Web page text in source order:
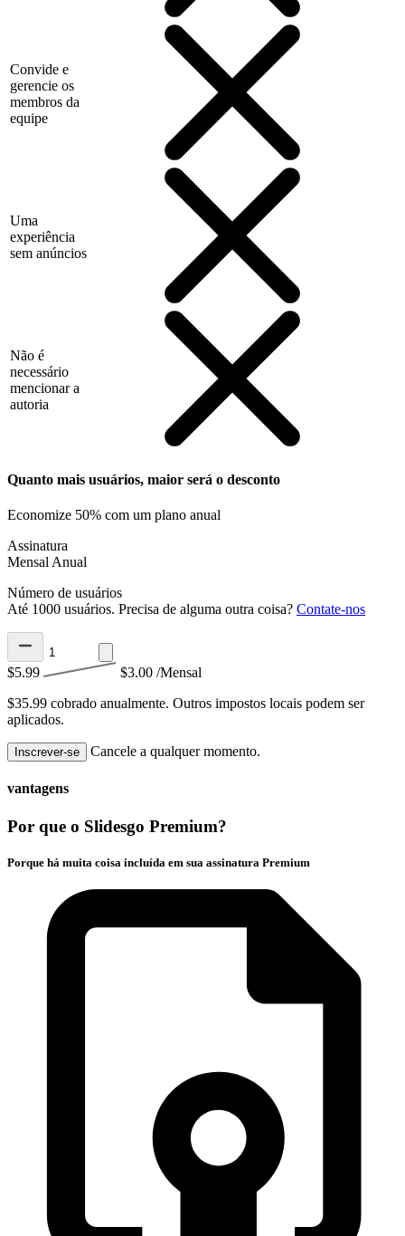
Convide e
gerencie os
membros da
equipe
Uma
experiência
sem anúncios
Não é
necessário
mencionar a
autoria
Quanto mais usuários, maior será o desconto
Economize 50% com um plano anual
Assinatura
Mensal Anual
Número de usuários
Até 1000 usuários. Precisa de alguma outra coisa? Contate-nos
$5.99 $3.00 /Mensal
$35.99 cobrado anualmente. Outros impostos locais podem ser
aplicados.
Inscrever-se Cancele a qualquer momento.
vantagens
Por que o Slidesgo Premium?
Porque há muita coisa incluída em sua assinatura Premium